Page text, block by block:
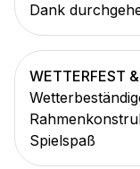
Dank
WETTERFEST
Spielspaß